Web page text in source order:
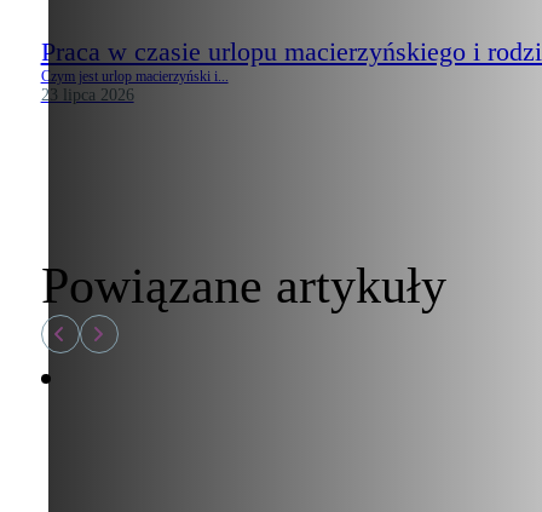
Praca w czasie urlopu macierzyńskiego i
Czym jest urlop macierzyński i...
23 lipca 2026
Powiązane artykuły